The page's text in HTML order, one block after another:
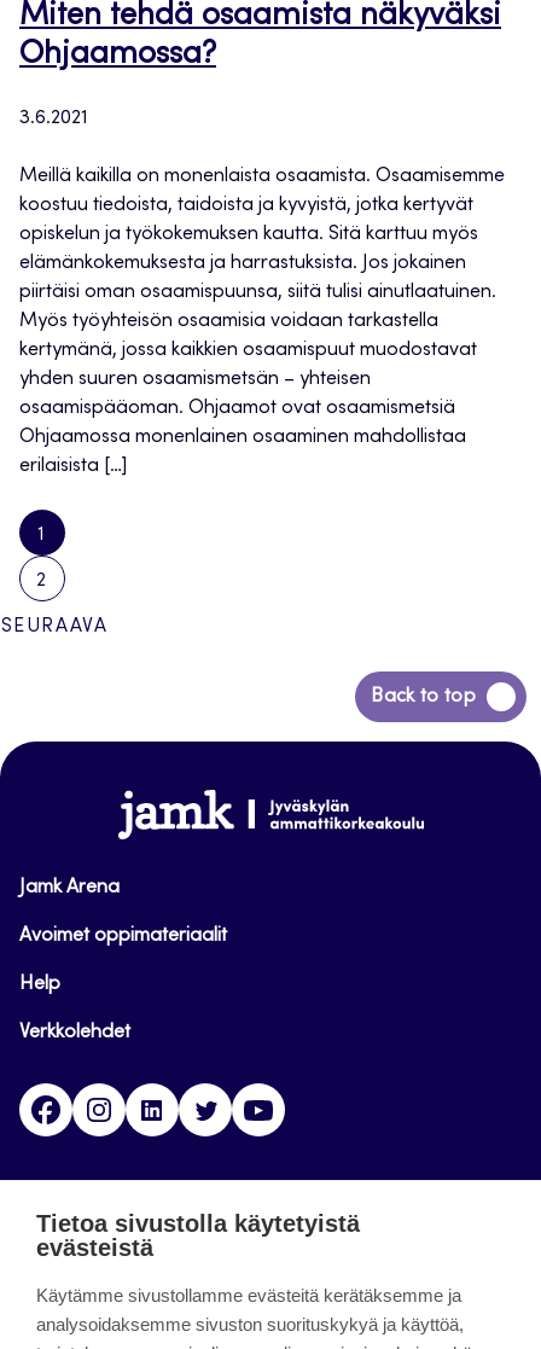
Miten tehdä osaamista näkyväksi
Ohjaamossa?
3.6.2021
Meillä kaikilla on monenlaista osaamista. Osaamisemme
koostuu tiedoista, taidoista ja kyvyistä, jotka kertyvät
opiskelun ja työkokemuksen kautta. Sitä karttuu myös
elämänkokemuksesta ja harrastuksista. Jos jokainen
piirtäisi oman osaamispuunsa, siitä tulisi ainutlaatuinen.
Myös työyhteisön osaamisia voidaan tarkastella
kertymänä, jossa kaikkien osaamispuut muodostavat
yhden suuren osaamismetsän – yhteisen
osaamispääoman. Ohjaamot ovat osaamismetsiä
Ohjaamossa monenlainen osaaminen mahdollistaa
erilaisista […]
Artikkelien
sivutus
1
2
SEURAAVA
Back to top
Siirry
takaisin
www.jamk.fi
Jamk Arena
Avoimet oppimateriaalit
Help
Verkkolehdet
FacebookInstagramLinkedinTwitter
päättynyt 11.9.2023.
Tietoa sivustolla käytetyistä
evästeistä
Käytämme sivustollamme evästeitä kerätäksemme ja
analysoidaksemme sivuston suorituskykyä ja käyttöä,